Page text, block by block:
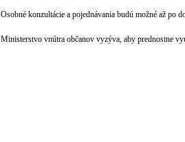
Osobné konzultácie a pojednávania budú možné až po
Ministerstvo vnútra občanov vyzýva, aby prednostne